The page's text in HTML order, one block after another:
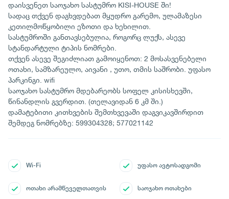
დაისვენეთ საოჯახო სასტუმრო KISI-HOUSE ში!
სადაც თქვენ დაგხვდებათ მყუდრო გარემო, ულამაზესი
კეთილმოწყობილი ეზოთი და ხეხილით.
სასტუმროში განთავსებულია, როგორც ლუქს, ასევე
სტანდარტული ტიპის ნომრები.
თქვენ ასევე შეგიძლიათ გამოიყენოთ: 2 მოსასვენებელი
ოთახი, სამზარეულო, აივანი , უთო, თმის საშრობი. უფასო
პარკინგი. wifi
საოჯახო სასტუმრო მდებარეობს სოფელ კისისხევში,
წინანდლის გვერდით. (თელავიდან 6 კმ ში.)
დამატებითი კითხვების შემთხვევაში დაგვიკავშირდით
შემდეგ ნომრებზე: 599304328; 577021142
Wi-Fi უფასო ავტოსადგომი
ოთახი არამწეველთათვის საოჯახო ოთახები